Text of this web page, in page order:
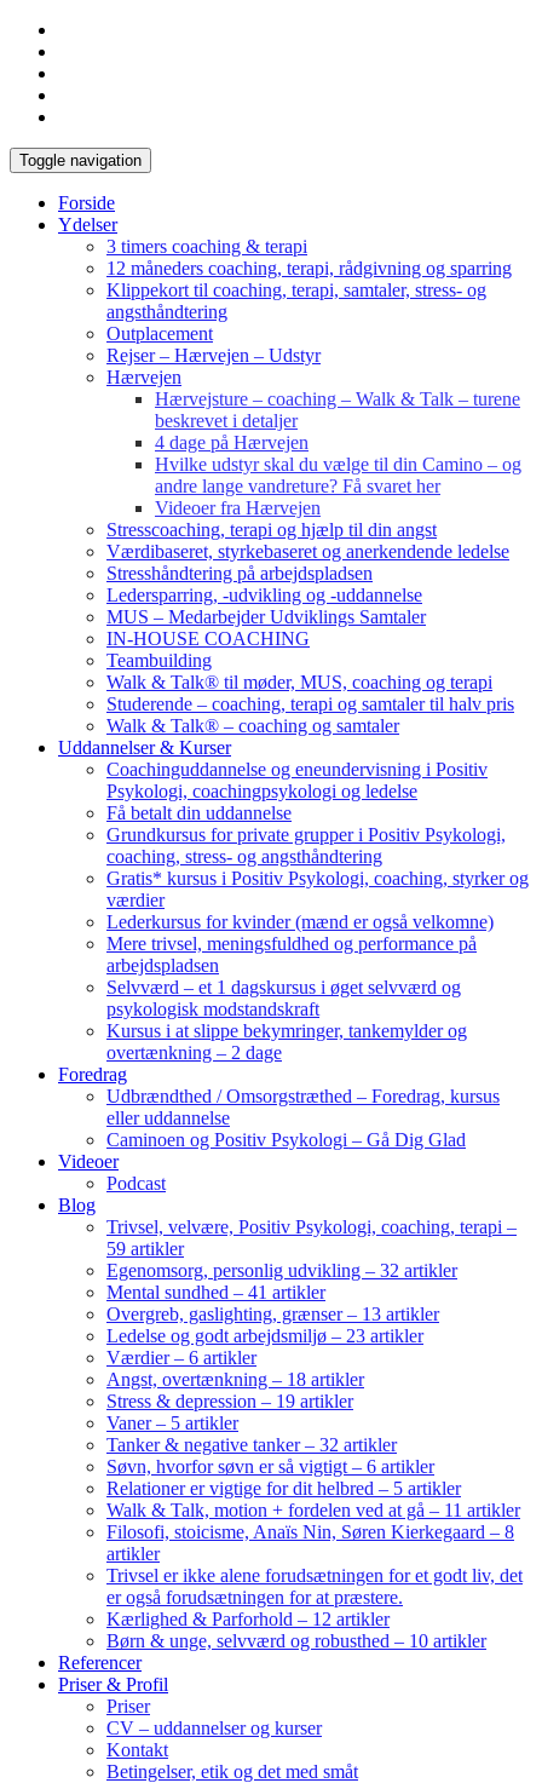
Toggle navigation
Forside
Ydelser
3 timers coaching & terapi
12 måneders coaching, terapi, rådgivning og sparring
Klippekort til coaching, terapi, samtaler, stress- og
angsthåndtering
Outplacement
Rejser – Hærvejen – Udstyr
Hærvejen
Hærvejsture – coaching – Walk & Talk – turene
beskrevet i detaljer
4 dage på Hærvejen
Hvilke udstyr skal du vælge til din Camino – og
andre lange vandreture? Få svaret her
Videoer fra Hærvejen
Stresscoaching, terapi og hjælp til din angst
Værdibaseret, styrkebaseret og anerkendende ledelse
Stresshåndtering på arbejdspladsen
Ledersparring, -udvikling og -uddannelse
MUS – Medarbejder Udviklings Samtaler
IN-HOUSE COACHING
Teambuilding
Walk & Talk® til møder, MUS, coaching og terapi
Studerende – coaching, terapi og samtaler til halv pris
Walk & Talk® – coaching og samtaler
Uddannelser & Kurser
Coachinguddannelse og eneundervisning i Positiv
Psykologi, coachingpsykologi og ledelse
Få betalt din uddannelse
Grundkursus for private grupper i Positiv Psykologi,
coaching, stress- og angsthåndtering
Gratis* kursus i Positiv Psykologi, coaching, styrker og
værdier
Lederkursus for kvinder (mænd er også velkomne)
Mere trivsel, meningsfuldhed og performance på
arbejdspladsen
Selvværd – et 1 dagskursus i øget selvværd og
psykologisk modstandskraft
Kursus i at slippe bekymringer, tankemylder og
overtænkning – 2 dage
Foredrag
Udbrændthed / Omsorgstræthed – Foredrag, kursus
eller uddannelse
Caminoen og Positiv Psykologi – Gå Dig Glad
Videoer
Podcast
Blog
Trivsel, velvære, Positiv Psykologi, coaching, terapi –
59 artikler
Egenomsorg, personlig udvikling – 32 artikler
Mental sundhed – 41 artikler
Overgreb, gaslighting, grænser – 13 artikler
Ledelse og godt arbejdsmiljø – 23 artikler
Værdier – 6 artikler
Angst, overtænkning – 18 artikler
Stress & depression – 19 artikler
Vaner – 5 artikler
Tanker & negative tanker – 32 artikler
Søvn, hvorfor søvn er så vigtigt – 6 artikler
Relationer er vigtige for dit helbred – 5 artikler
Walk & Talk, motion + fordelen ved at gå – 11 artikler
Filosofi, stoicisme, Anaïs Nin, Søren Kierkegaard – 8
artikler
Trivsel er ikke alene forudsætningen for et godt liv, det
er også forudsætningen for at præstere.
Kærlighed & Parforhold – 12 artikler
Børn & unge, selvværd og robusthed – 10 artikler
Referencer
Priser & Profil
Priser
CV – uddannelser og kurser
Kontakt
Betingelser, etik og det med småt